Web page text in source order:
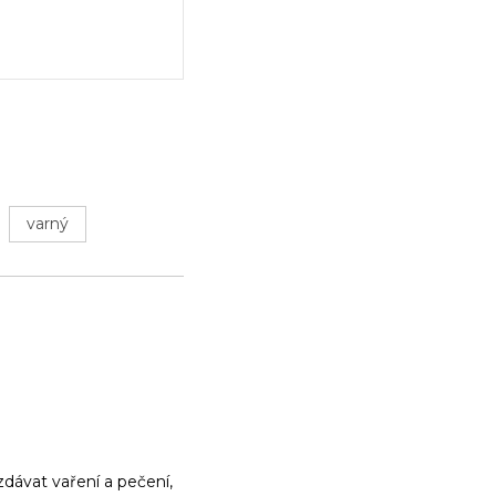
varný
vaření a pečení,